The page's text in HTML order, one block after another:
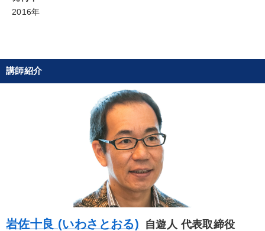
タグ・キーワード
販売戦略 未来先見
いい会社 聞き手・作間信司
SDGs AI 多様性・ダイバーシティ
ドラッカー
2016年
講師紹介
岩佐十良 (いわさとおる)
自遊人 代表取締役